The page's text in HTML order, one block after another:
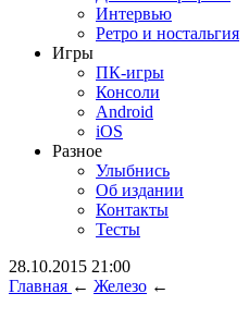
Интервью
Ретро и ностальгия
Игры
ПК-игры
Консоли
Android
iOS
Разное
Улыбнись
Об издании
Контакты
Тесты
28.10.2015 21:00
Главная ← Железо ←